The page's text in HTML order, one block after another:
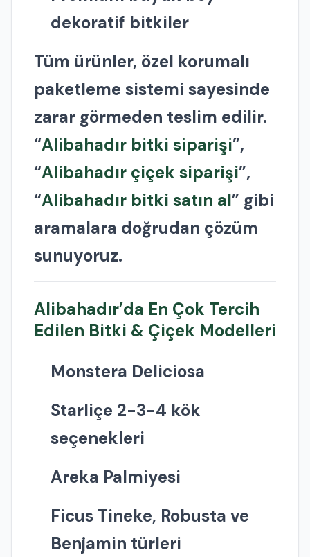
dekoratif bitkiler
Tüm ürünler, özel korumalı
paketleme sistemi sayesinde
zarar görmeden teslim edilir.
“Alibahadır bitki siparişi”,
“Alibahadır çiçek siparişi”,
“Alibahadır bitki satın al” gibi
aramalara doğrudan çözüm
sunuyoruz.
Alibahadır’da En Çok Tercih
Edilen Bitki & Çiçek Modelleri
Monstera Deliciosa
Starliçe 2-3-4 kök
seçenekleri
Areka Palmiyesi
Ficus Tineke, Robusta ve
Benjamin türleri